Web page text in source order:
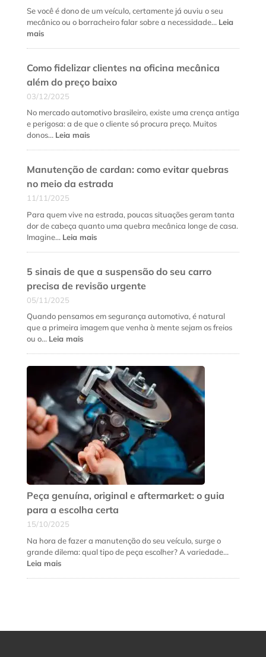
Se você é dono de um veículo, certamente já ouviu o seu
mecânico ou o borracheiro falar sobre a necessidade… Leia
mais:
balanceamento:
qual
diferença
fundamental
e
quando
serviço?
Como fidelizar clientes na oficina mecânica
além do preço baixo
03/12/2025
No mercado automotivo brasileiro, existe uma crença antiga
e perigosa: a de que o cliente só procura preço. Muitos
donos… Leia mais:
clientes
na
além
do
preço
Manutenção de cardan: como evitar quebras
no meio da estrada
11/11/2025
Para quem vive na estrada, poucas situações geram tanta
dor de cabeça quanto uma quebra mecânica longe de casa.
Imagine… Leia mais:
cardan:
como
no
meio
5 sinais de que a suspensão do seu carro
precisa de revisão urgente
05/11/2025
Quando pensamos em segurança automotiva, é natural
que a primeira imagem que venha à mente sejam os freios
ou o… Leia mais:
de
que
a
suspensão
do
seu
carro
precisa
de
revisão
urgente
Peça genuína, original e aftermarket: o guia
para a escolha certa
15/10/2025
Na hora de fazer a manutenção do seu veículo, surge o
grande dilema: qual tipo de peça escolher? A variedade…
Leia mais:
o